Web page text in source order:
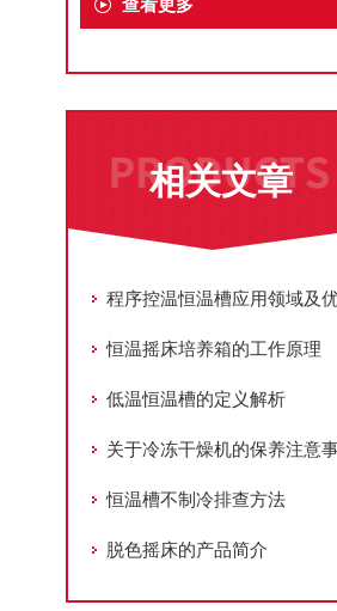
查看更多
相关文章
程序控温恒温槽应用领域及
恒温摇床培养箱的工作原理
低温恒温槽的定义解析
关于冷冻干燥机的保养注意
恒温槽不制冷排查方法
脱色摇床的产品简介